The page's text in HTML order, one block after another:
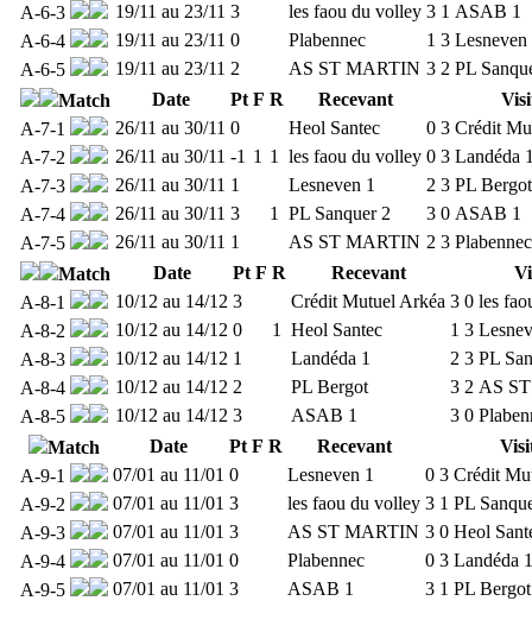
A-6-3
19/11 au 23/11 3 les faou du volley 3 1 ASAB 1
A-6-4
19/11 au 23/11 0 Plabennec 1 3 Lesneven
A-6-5
19/11 au 23/11 2 AS ST MARTIN 3 2 PL
Match
Date Pt F R Recevant
A-7-1
26/11 au 30/11 0 Heol Santec 0 3 Crédit
A-7-2
26/11 au 30/11 -1 1 1 les faou du volley 0 3 Landéda
A-7-3
26/11 au 30/11 1 Lesneven 1 2 3 PL Bergot
A-7-4
26/11 au 30/11 3 1 PL Sanquer 2 3 0 ASAB 1
A-7-5
26/11 au 30/11 1 AS ST MARTIN 2 3 Plabennec
Match
Date Pt F R Recevant
A-8-1
10/12 au 14/12 3 Crédit Mutuel Arkéa 3 0 les
A-8-2
10/12 au 14/12 0 1 Heol Santec 1 3
A-8-3
10/12 au 14/12 1 Landéda 1 2 3 PL
A-8-4
10/12 au 14/12 2 PL Bergot 3 2 AS
A-8-5
10/12 au 14/12 3 ASAB 1 3 0
Match
Date Pt F R Recevant
A-9-1
07/01 au 11/01 0 Lesneven 1 0 3 Crédit
A-9-2
07/01 au 11/01 3 les faou du volley 3 1 PL
A-9-3
07/01 au 11/01 3 AS ST MARTIN 3 0 Heol
A-9-4
07/01 au 11/01 0 Plabennec 0 3 Landéda 1
A-9-5
07/01 au 11/01 3 ASAB 1 3 1 PL Bergot